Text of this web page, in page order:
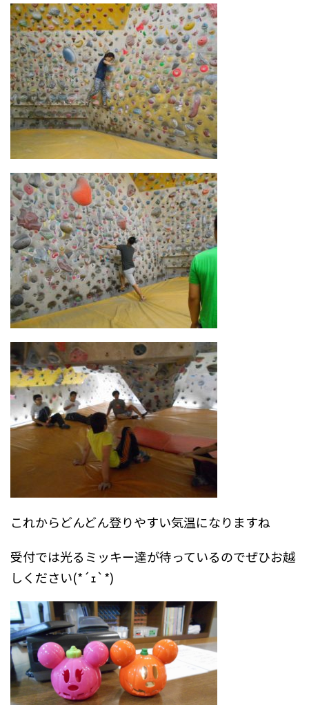
これからどんどん登りやすい気温になりますね
受付では光るミッキー達が待っているのでぜひお越
しください(*´ｪ`*)